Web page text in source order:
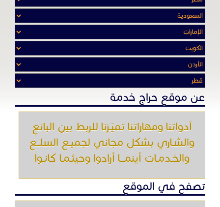
أدواتنا ومهاراتنا تميّـزنا للربط بين البائع
والشـاري بشكل مجاني لجميـع السلــع
والخـدمـات أينمـــا أرادوا وحيثـمـا كانـوا
تصفح في الموقع
الرئيسية
باقات الإعلانات
شروط الاستخدام
اتصل بنا